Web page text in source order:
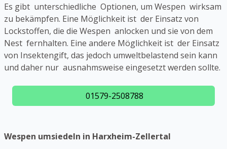
Es gibt unterschiedliche Optionen, um Wespen wirksam
zu bekämpfen. Eine Möglichkeit ist der Einsatz von
Lockstoffen, die die Wespen anlocken und sie von dem
Nest fernhalten. Eine andere Möglichkeit ist der Einsatz
von Insektengift, das jedoch umweltbelastend sein kann
und daher nur ausnahmsweise eingesetzt werden sollte.
01579-2508788
Wespen umsiedeln in Harxheim-Zellertal